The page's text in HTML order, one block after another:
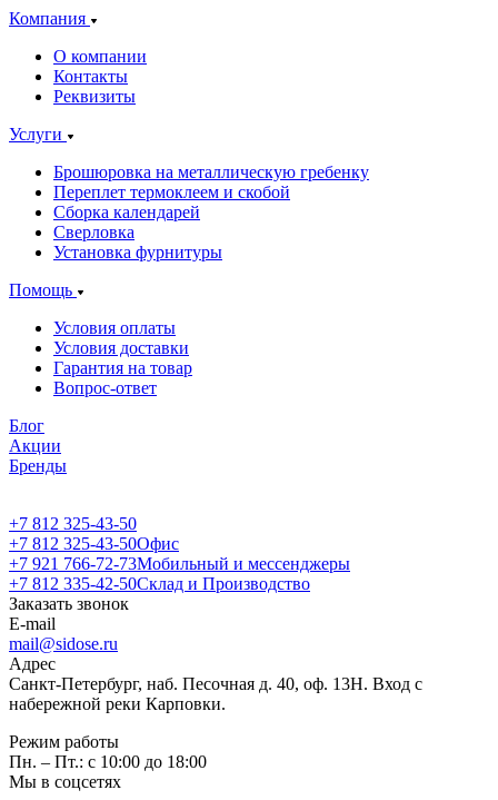
Компания
О компании
Контакты
Реквизиты
Услуги
Брошюровка на металлическую гребенку
Переплет термоклеем и скобой
Сборка календарей
Сверловка
Установка фурнитуры
Помощь
Условия оплаты
Условия доставки
Гарантия на товар
Вопрос-ответ
Блог
Акции
Бренды
+7 812 325-43-50
+7 812 325-43-50Офис
+7 921 766-72-73Мобильный и мессенджеры
+7 812 335-42-50Склад и Производство
Заказать звонок
E-mail
mail@sidose.ru
Адрес
Санкт-Петербург, наб. Песочная д. 40, оф. 13Н. Вход с
набережной реки Карповки.
Режим работы
Пн. – Пт.: с 10:00 до 18:00
Мы в соцсетях